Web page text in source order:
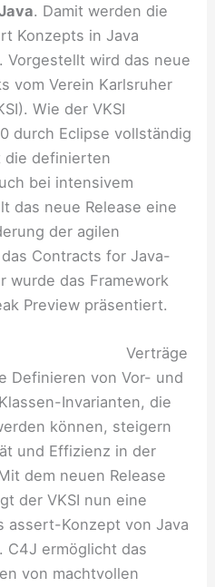
. Damit werden die
Konzepts in Java
wird das neue
vom Verein Karlsruher
Wie der VKSI
durch Eclipse vollständig
definierten
bei intensivem
das neue Release eine
der agilen
Contracts for Java-
wurde das Framework
Preview präsentiert.
Verträge
Definieren von Vor- und
Invarianten, die
können, steigern
und Effizienz in der
dem neuen Release
der VKSI nun eine
assert-Konzept von Java
ermöglicht das
von machtvollen